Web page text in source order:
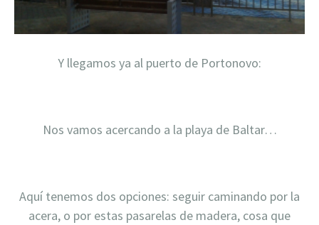
Y llegamos ya al puerto de Portonovo:
Nos vamos acercando a la playa de Baltar…
Aquí tenemos dos opciones: seguir caminando por la
acera, o por estas pasarelas de madera, cosa que